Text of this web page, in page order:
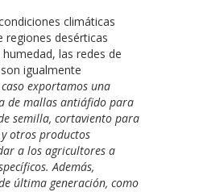
climáticas
regiones desérticas
las redes de
igualmente
caso exportamos una
de mallas antiáfido para
semilla, cortaviento para
otros productos
a los agricultores a
Además,
última generación, como